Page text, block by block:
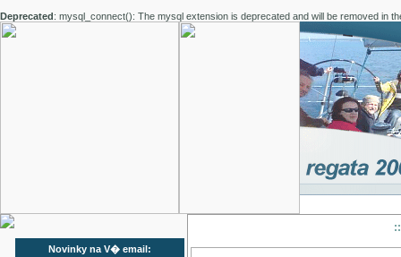
Deprecated: mysql_connect(): The mysql extension is deprecated and will be removed in
Novinky na V� email: